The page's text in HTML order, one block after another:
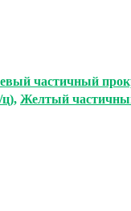
частичный
ц), Желтый